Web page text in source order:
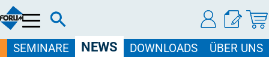
Menü
SEMINARE NEWS DOWNLOADS ÜBER UNS